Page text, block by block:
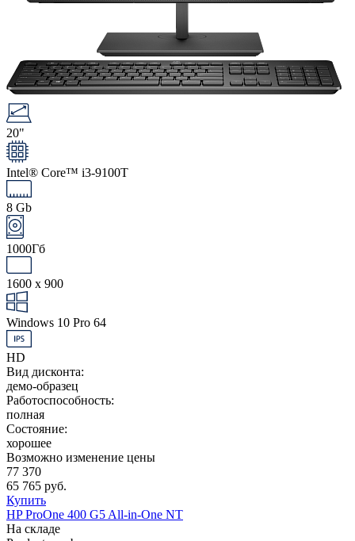
20"
Intel® Core™ i3-9100T
8 Gb
1000Гб
1600 x 900
Windows 10 Pro 64
HD
Вид дисконта:
демо-образец
Работоспособность:
полная
Состояние:
хорошее
Возможно изменение цены
77 370
65 765 руб.
Купить
HP ProOne 400 G5 All-in-One NT
На складе